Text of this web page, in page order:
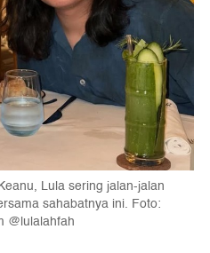
Lula sering jalan-jalan
sahabatnya ini. Foto:
@lulalahfah